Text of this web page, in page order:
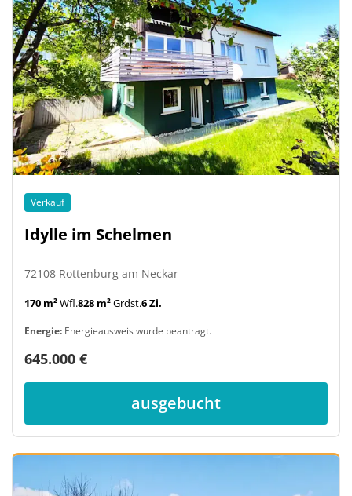
Verkauf
Idylle im Schelmen
72108 Rottenburg am Neckar
170 m²Wfl.828 m²Grdst.6 Zi.
Energie: Energieausweis wurde beantragt.
645.000 €
ausgebucht